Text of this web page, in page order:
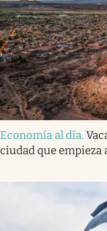
Economía al día.
ciudad que empieza